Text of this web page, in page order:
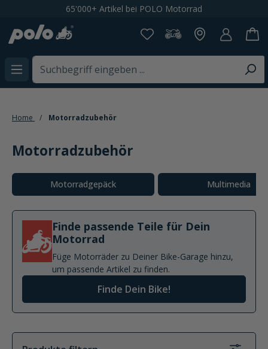
Kostenloser Versand ab CHF
Home Motorradzubehör
Motorradzubehör
Kategoriegalerie überspringen
Motorradgepäck Multimedia
Finde passende Teile für Dein
Motorrad
Füge Motorräder zu Deiner Bike-Garage hinzu,
um passende Artikel zu finden.
Finde Dein Bike!